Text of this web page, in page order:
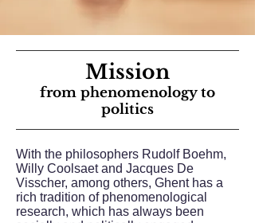
Mission
from phenomenology to
politics
With the philosophers Rudolf Boehm,
Willy Coolsaet and Jacques De
Visscher, among others, Ghent has a
rich tradition of phenomenological
research, which has always been